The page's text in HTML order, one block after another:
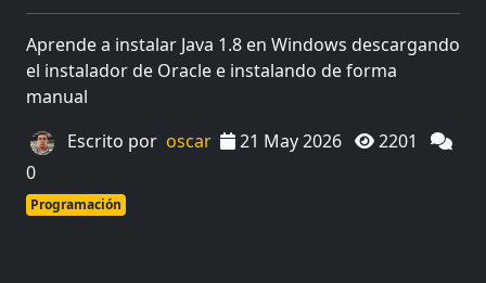
Aprende a instalar Java 1.8 en Windows descargando
el instalador de Oracle e instalando de forma
manual
Escrito por oscar 21 May 2026
2201
0
Programación